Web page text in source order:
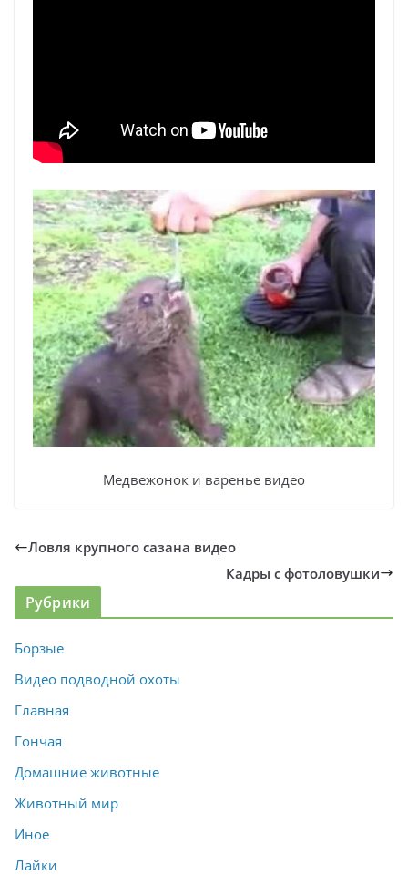
Медвежонок и варенье видео
Ловля крупного сазана видео
Кадры с фотоловушки
Рубрики
Борзые
Видео подводной охоты
Главная
Гончая
Домашние животные
Животный мир
Иное
Лайки